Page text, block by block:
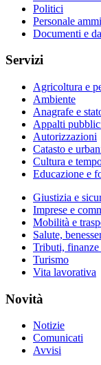
Politici
Personale
Documenti e
Servizi
Agricoltura e
Ambiente
Anagrafe e
Appalti
Autorizzazioni
Catasto e
Cultura e
Educazione e
Giustizia e
Imprese e
Mobilità e
Salute,
Tributi,
Turismo
Vita lavorativa
Novità
Notizie
Comunicati
Avvisi